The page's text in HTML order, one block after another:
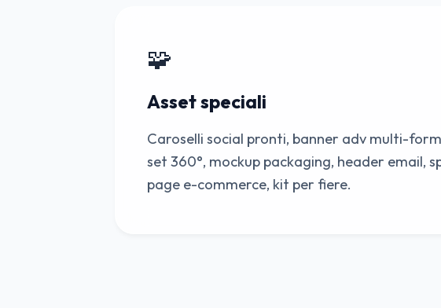
🧩
Asset speciali
Caroselli social pronti, banner adv multi-
set 360°, mockup packaging, header email,
page e-commerce, kit per fiere.